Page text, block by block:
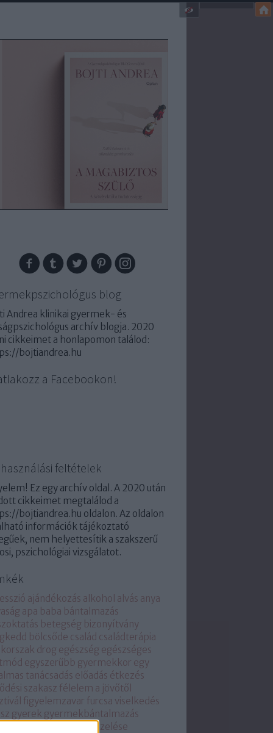
blog
Andrea klinikai gyermek- és
archív blogja. 2020
cikkeimet a honlapomon találod:
bojtiandrea.hu
a Facebookon!
feltételek
Ez egy archív oldal. A 2020 után
cikkeimet megtalálod a
bojtiandrea.hu oldalon. Az oldalon
információk tájékoztató
nem helyettesítik a szakszerű
pszichológiai vizsgálatot.
ajándékozás alkohol alvás anya
apa baba bántalmazás
betegség bizonyítvány
bölcsőde család családterápia
drog egészség egészséges
egyszerűbb gyermekkor egy
tanácsadás előadás étkezés
szakasz félelem a jövőtől
figyelemzavar furcsa viselkedés
gyerek gyermekbántalmazás
szorongás kezelése